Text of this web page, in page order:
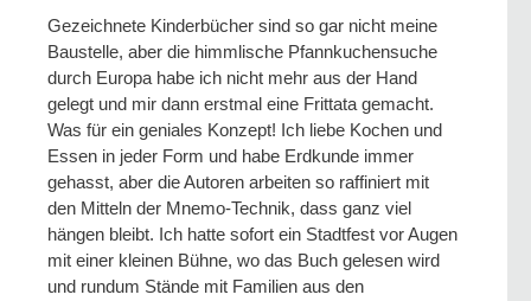
Gezeichnete Kinderbücher sind so gar nicht meine
Baustelle, aber die himmlische Pfannkuchensuche
durch Europa habe ich nicht mehr aus der Hand
gelegt und mir dann erstmal eine Frittata gemacht.
Was für ein geniales Konzept! Ich liebe Kochen und
Essen in jeder Form und habe Erdkunde immer
gehasst, aber die Autoren arbeiten so raffiniert mit
den Mitteln der Mnemo-Technik, dass ganz viel
hängen bleibt. Ich hatte sofort ein Stadtfest vor Augen
mit einer kleinen Bühne, wo das Buch gelesen wird
und rundum Stände mit Familien aus den